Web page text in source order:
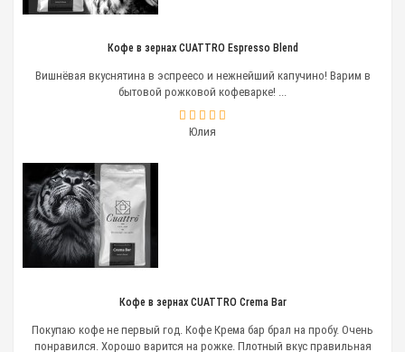
Кофе в зернах CUATTRO Espresso Blend
Вишнёвая вкуснятина в эспреесо и нежнейший капучино! Варим в
бытовой рожковой кофеварке! ...
Юлия
Кофе в зернах CUATTRO Crema Bar
Покупаю кофе не первый год. Кофе Крема бар брал на пробу. Очень
понравился. Хорошо варится на рожке. Плотный вкус правильная